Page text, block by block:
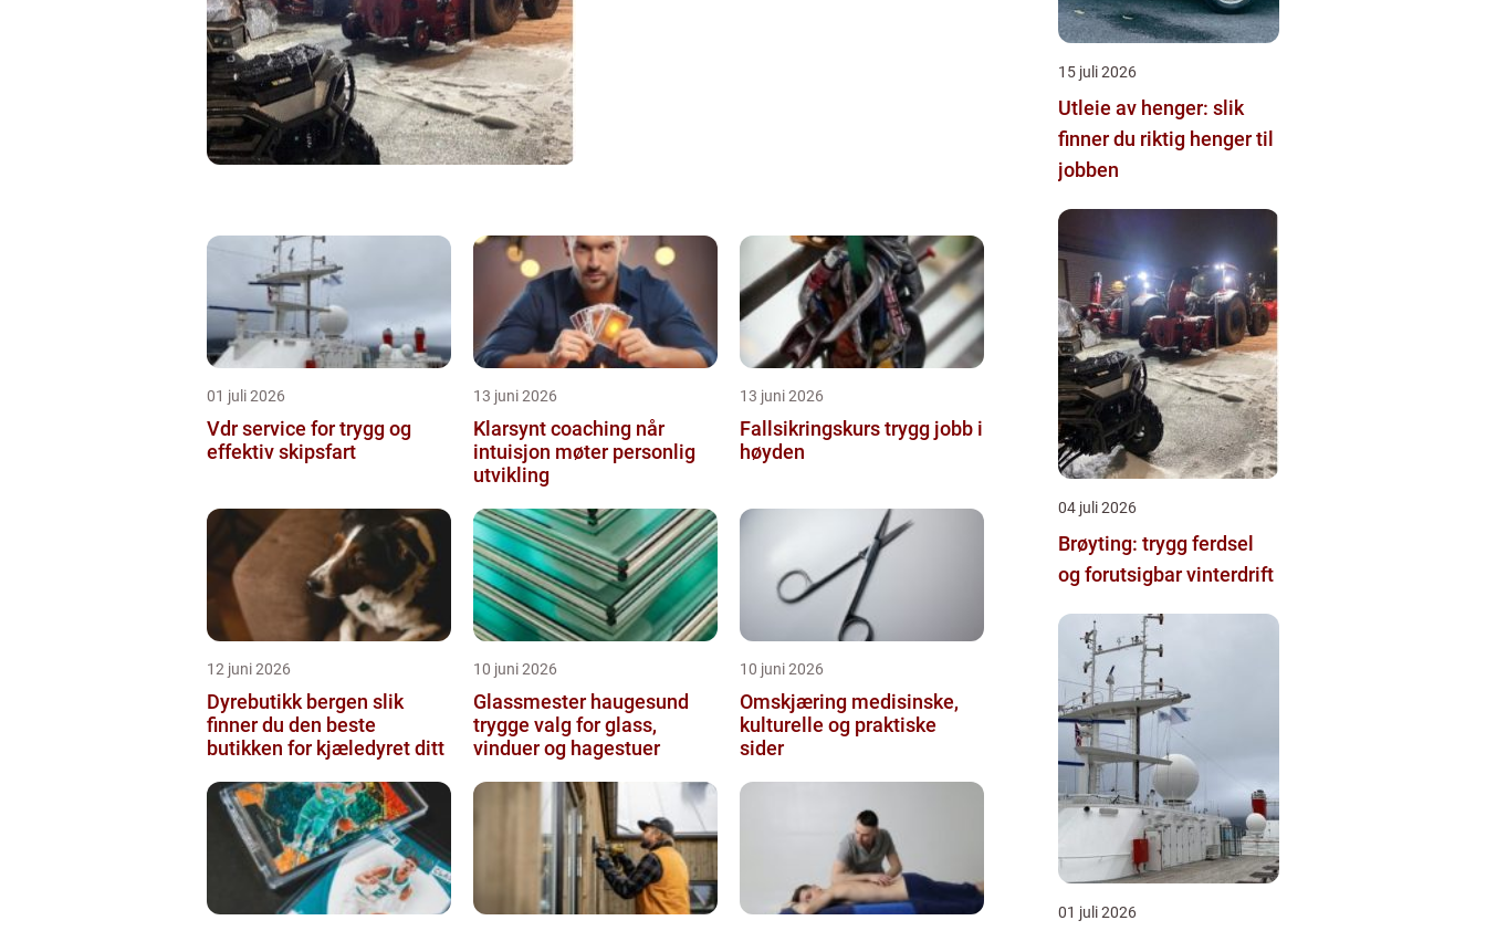
01 juli 2026
Vdr service for trygg og
effektiv skipsfart
13 juni 2026
Klarsynt coaching når
intuisjon møter personlig
utvikling
13 juni 2026
Fallsikringskurs trygg jobb i
høyden
12 juni 2026
Dyrebutikk bergen slik
finner du den beste
butikken for kjæledyret ditt
10 juni 2026
Glassmester haugesund
trygge valg for glass,
vinduer og hagestuer
10 juni 2026
Omskjæring medisinske,
kulturelle og praktiske
sider
15 juli 2026
Utleie av henger: slik
finner du riktig henger til
jobben
04 juli 2026
Brøyting: trygg ferdsel
og forutsigbar vinterdrift
01 juli 2026